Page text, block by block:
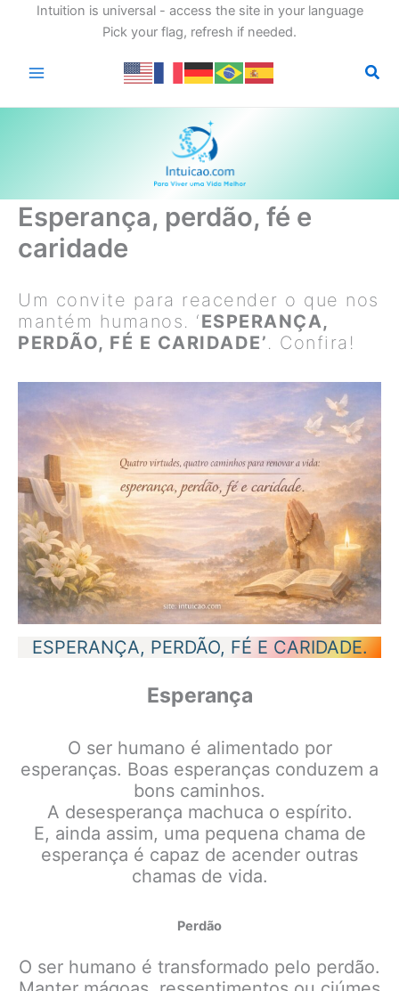
Intuition is universal - access the site in your language
Pick your flag, refresh if needed.
Esperança, perdão, fé e
caridade
Um convite para reacender o que nos
mantém humanos. ‘ESPERANÇA,
PERDÃO, FÉ E CARIDADE’. Confira!
ESPERANÇA, PERDÃO, FÉ E CARIDADE.
Esperança
O ser humano é alimentado por
esperanças. Boas esperanças conduzem a
bons caminhos.
A desesperança machuca o espírito.
E, ainda assim, uma pequena chama de
esperança é capaz de acender outras
chamas de vida.
Perdão
O ser humano é transformado pelo perdão.